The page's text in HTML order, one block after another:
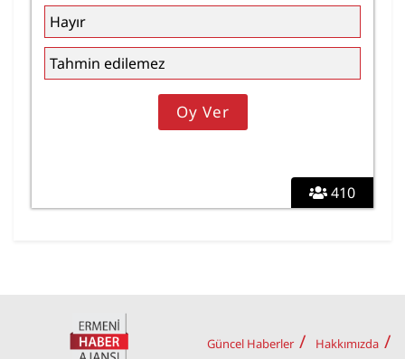
410
Hayır
Tahmin edilemez
Güncel Haberler
Hakkımızda